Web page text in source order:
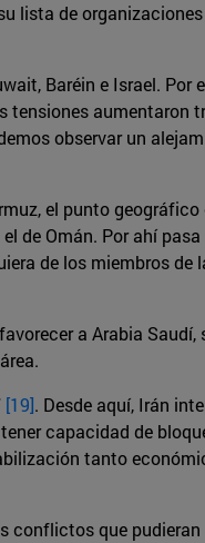
lista de
Baréin e Israel.
aumentaron
observar un
el punto
de Omán. Por ahí
de los miembros de
a Arabia
[19]. Desde aquí, Irán
capacidad de
tanto
que pudieran